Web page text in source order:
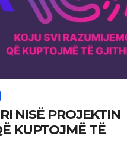
NISË PROJEKTIN
KUPTOJMË TË